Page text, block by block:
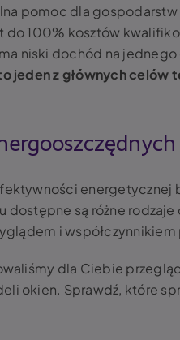
pomoc dla
do 100% kosztów
niski dochód na jednego
jeden z głównych celów
energetycznej
dostępne są różne rodzaje
i
dla Ciebie
okien. Sprawdź, które